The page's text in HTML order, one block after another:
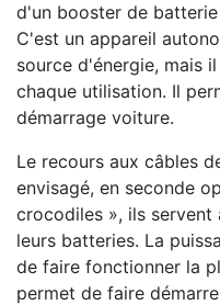
d'un booster de
C'est un appareil
source d'énergie, mais
chaque utilisation. Il
démarrage voiture.
Le recours aux câbles
envisagé, en seconde
crocodiles », ils servent
leurs batteries. La
de faire fonctionner la
permet de faire